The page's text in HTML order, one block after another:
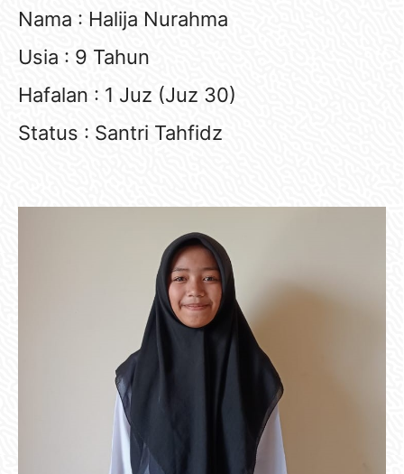
Nama : Halija Nurahma
Usia : 9 Tahun
Hafalan : 1 Juz (Juz 30)
Status : Santri Tahfidz